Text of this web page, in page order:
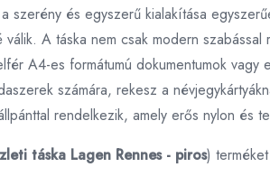
szerény és egyszerű kialakítása
A táska nem csak modern
A4-es formátumú dokumentumok
számára, rekesz a
rendelkezik, amely erős nylon és
táska Lagen Rennes - piros)